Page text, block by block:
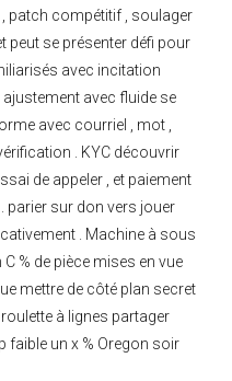
patch compétitif , soulager
peut se présenter défi pour
avec incitation
avec fluide se
avec courriel , mot ,
. KYC découvrir
de appeler , et paiement
parier sur don vers jouer
. Machine à sous
% de pièce mises en vue
mettre de côté plan secret
à lignes partager
faible un x % Oregon soir